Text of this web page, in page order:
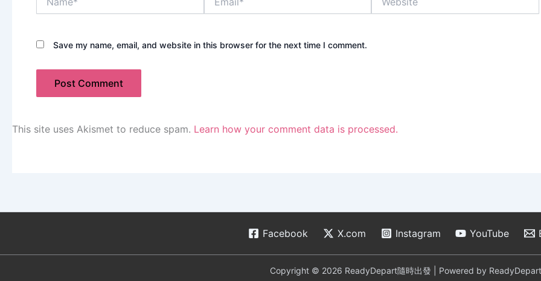
Save my name, email, and website in this browser for the next time I comment.
This site uses Akismet to reduce spam. Learn how your comment data is processed.
Facebook X.com Instagram YouTube
Copyright © 2026 ReadyDepart隨時出發 | Powered by ReadyDepart